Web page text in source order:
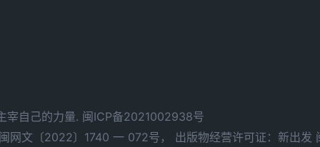
自己的力量. 闽ICP备2021002938号
网文〔2022〕1740 一 072号，
出版物经营许可证：新出发